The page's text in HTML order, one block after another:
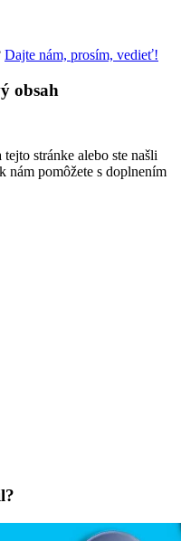
Dajte nám, prosím, vedieť!
obsah
stránke alebo ste našli
pomôžete s doplnením